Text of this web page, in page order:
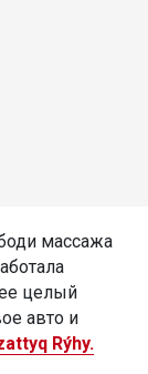
массажа
целый
авто и
Rýhy.